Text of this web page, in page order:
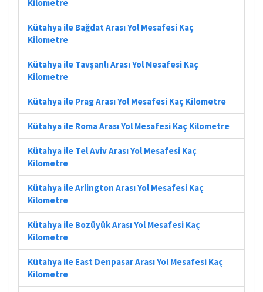
Kilometre
Kütahya ile Bağdat Arası Yol Mesafesi Kaç
Kilometre
Kütahya ile Tavşanlı Arası Yol Mesafesi Kaç
Kilometre
Kütahya ile Prag Arası Yol Mesafesi Kaç Kilometre
Kütahya ile Roma Arası Yol Mesafesi Kaç Kilometre
Kütahya ile Tel Aviv Arası Yol Mesafesi Kaç
Kilometre
Kütahya ile Arlington Arası Yol Mesafesi Kaç
Kilometre
Kütahya ile Bozüyük Arası Yol Mesafesi Kaç
Kilometre
Kütahya ile East Denpasar Arası Yol Mesafesi Kaç
Kilometre